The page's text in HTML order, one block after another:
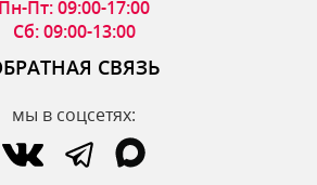
Пн-Пт: 09:00-17:00
Сб: 09:00-13:00
СВЯЗЬ
мы в соцсетях: